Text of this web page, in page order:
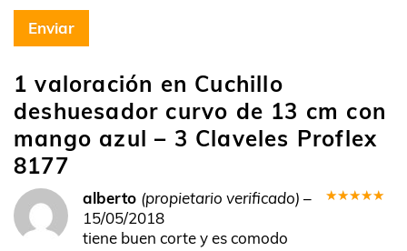
1 valoración en Cuchillo
deshuesador curvo de 13 cm con
mango azul – 3 Claveles Proflex
8177
alberto (propietario verificado) –
15/05/2018
tiene buen corte y es comodo